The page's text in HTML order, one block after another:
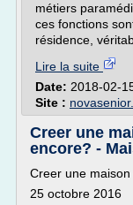
métiers
ces fonctions
résidence,
Lire la suite
Date: 2018-02-
Site :
Creer une
encore? -
Creer une
25 octobre 2016